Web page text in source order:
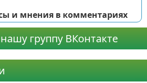
и мнения в комментариях
группу ВКонтакте